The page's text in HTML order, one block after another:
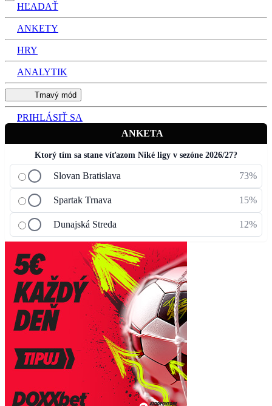
HĽADAŤ
ANKETY
HRY
ANALYTIK
Tmavý mód
PRIHLÁSIŤ SA
ANKETA
Ktorý tím sa stane víťazom Niké ligy v sezóne 2026/27?
Slovan Bratislava 73%
Spartak Trnava 15%
Dunajská Streda 12%